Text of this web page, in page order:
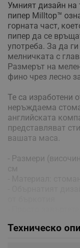
Умният дизайн на
пипер Milltop™
горната част,
пипер да се
употреба. За да
мелничката с
Размерът на
фино чрез лесно
Те са изработени
неръждаема
английската
представляват
вашата маса.
- Размери
- Просто
върха от
Техническо